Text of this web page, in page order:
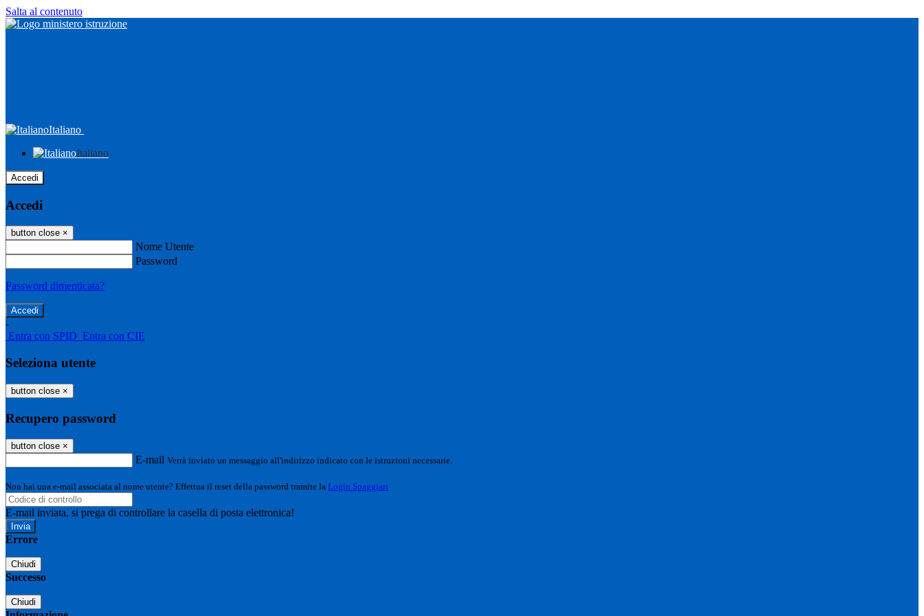
Salta al contenuto
Italiano
Italiano
Accedi
Accedi
button close ×
Nome Utente
Password
Password dimenticata?
-
Entra con SPID Entra con CIE
Seleziona utente
button close ×
Recupero password
button close ×
E-mail Verrà inviato un messaggio all'indirizzo indicato con le istruzioni necessarie.
Non hai una e-mail associata al nome utente? Effettua il reset della password tramite la Login Spaggiari
E-mail inviata, si prega di controllare la casella di posta elettronica!
Errore
Chiudi
Successo
Chiudi